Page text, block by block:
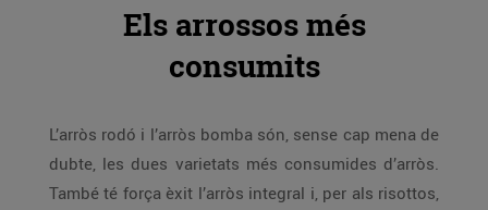
Els arrossos més
consumits
L’arròs rodó i l’arròs bomba són, sense cap mena de
dubte, les dues varietats més consumides d’arròs.
També té força èxit l’arròs integral i, per als risottos,